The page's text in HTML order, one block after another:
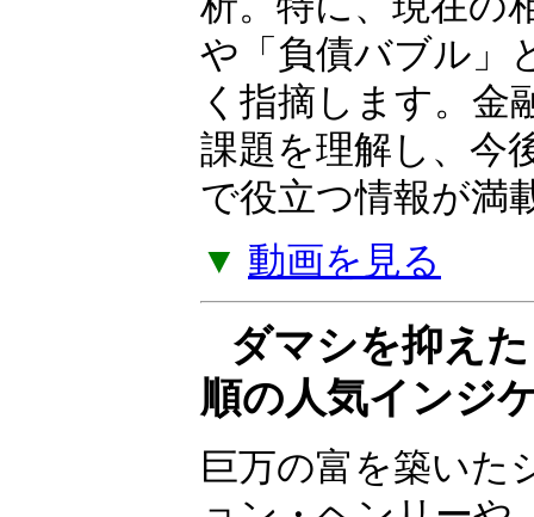
や「負債バブル」
く指摘します。金
課題を理解し、今
で役立つ情報が満
▼ 動画を見る
ダマシを抑え
順の人気インジ
巨万の富を築いた